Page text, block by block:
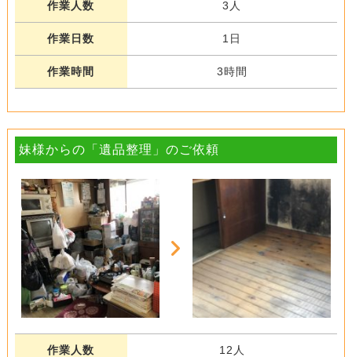
作業人数 3人
作業日数 1日
作業時間 3時間
妹様からの「遺品整理」のご依頼
作業人数 12人